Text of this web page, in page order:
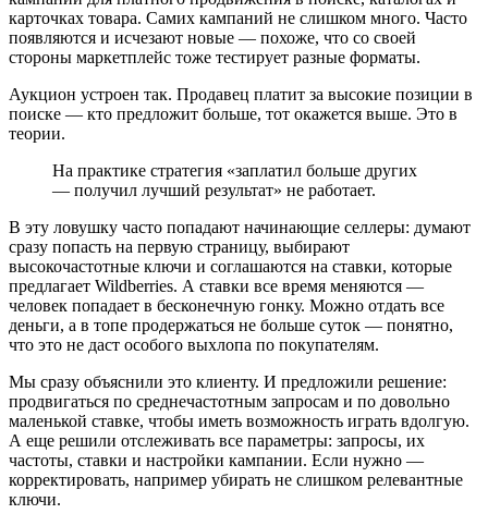
карточках товара. Самих кампаний не слишком много. Часто
появляются и исчезают новые — похоже, что со своей
стороны маркетплейс тоже тестирует разные форматы.
Аукцион устроен так. Продавец платит за высокие позиции в
поиске — кто предложит больше, тот окажется выше. Это в
теории.
На практике стратегия «заплатил больше других
— получил лучший результат» не работает.
В эту ловушку часто попадают начинающие селлеры: думают
сразу попасть на первую страницу, выбирают
высокочастотные ключи и соглашаются на ставки, которые
предлагает Wildberries. А ставки все время меняются —
человек попадает в бесконечную гонку. Можно отдать все
деньги, а в топе продержаться не больше суток — понятно,
что это не даст особого выхлопа по покупателям.
Мы сразу объяснили это клиенту. И предложили решение:
продвигаться по среднечастотным запросам и по довольно
маленькой ставке, чтобы иметь возможность играть вдолгую.
А еще решили отслеживать все параметры: запросы, их
частоты, ставки и настройки кампании. Если нужно —
корректировать, например убирать не слишком релевантные
ключи.